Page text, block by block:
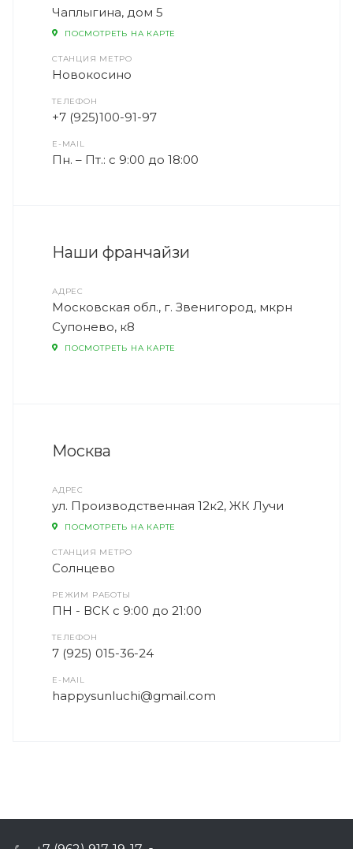
Чаплыгина, дом 5
ПОСМОТРЕТЬ НА КАРТЕ
СТАНЦИЯ МЕТРО
Новокосино
ТЕЛЕФОН
+7 (925)100-91-97
E-MAIL
Пн. – Пт.: с 9:00 до 18:00
Наши франчайзи
АДРЕС
Московская обл., г. Звенигород, мкрн
Супонево, к8
ПОСМОТРЕТЬ НА КАРТЕ
Москва
АДРЕС
ул. Производственная 12к2, ЖК Лучи
ПОСМОТРЕТЬ НА КАРТЕ
СТАНЦИЯ МЕТРО
Солнцево
РЕЖИМ РАБОТЫ
ПН - ВСК с 9:00 до 21:00
ТЕЛЕФОН
7 (925) 015-36-24
E-MAIL
happysunluchi@gmail.com